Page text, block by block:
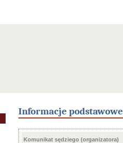
Informacje podstawowe
Komunikat sędziego (organizatora)